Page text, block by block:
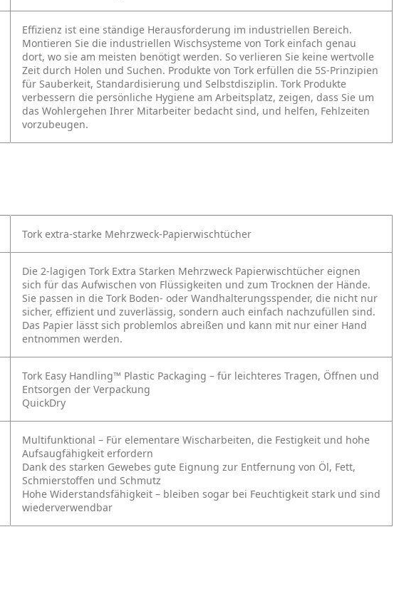
Effizienz ist eine ständige Herausforderung im industriellen Bereich.
Montieren Sie die industriellen Wischsysteme von Tork einfach genau
dort, wo sie am meisten benötigt werden. So verlieren Sie keine wertvolle
Zeit durch Holen und Suchen. Produkte von Tork erfüllen die 5S-Prinzipien
für Sauberkeit, Standardisierung und Selbstdisziplin. Tork Produkte
verbessern die persönliche Hygiene am Arbeitsplatz, zeigen, dass Sie um
das Wohlergehen Ihrer Mitarbeiter bedacht sind, und helfen, Fehlzeiten
vorzubeugen.
Tork extra-starke Mehrzweck-Papierwischtücher
Die 2-lagigen Tork Extra Starken Mehrzweck Papierwischtücher eignen
sich für das Aufwischen von Flüssigkeiten und zum Trocknen der Hände.
Sie passen in die Tork Boden- oder Wandhalterungsspender, die nicht nur
sicher, effizient und zuverlässig, sondern auch einfach nachzufüllen sind.
Das Papier lässt sich problemlos abreißen und kann mit nur einer Hand
entnommen werden.
Tork Easy Handling™ Plastic Packaging – für leichteres Tragen, Öffnen und
Entsorgen der Verpackung
QuickDry
Multifunktional – Für elementare Wischarbeiten, die Festigkeit und hohe
Aufsaugfähigkeit erfordern
Dank des starken Gewebes gute Eignung zur Entfernung von Öl, Fett,
Schmierstoffen und Schmutz
Hohe Widerstandsfähigkeit – bleiben sogar bei Feuchtigkeit stark und sind
wiederverwendbar